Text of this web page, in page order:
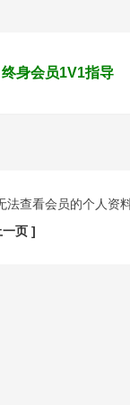
终身会员1V1指导
法查看会员的个人资
页 ]